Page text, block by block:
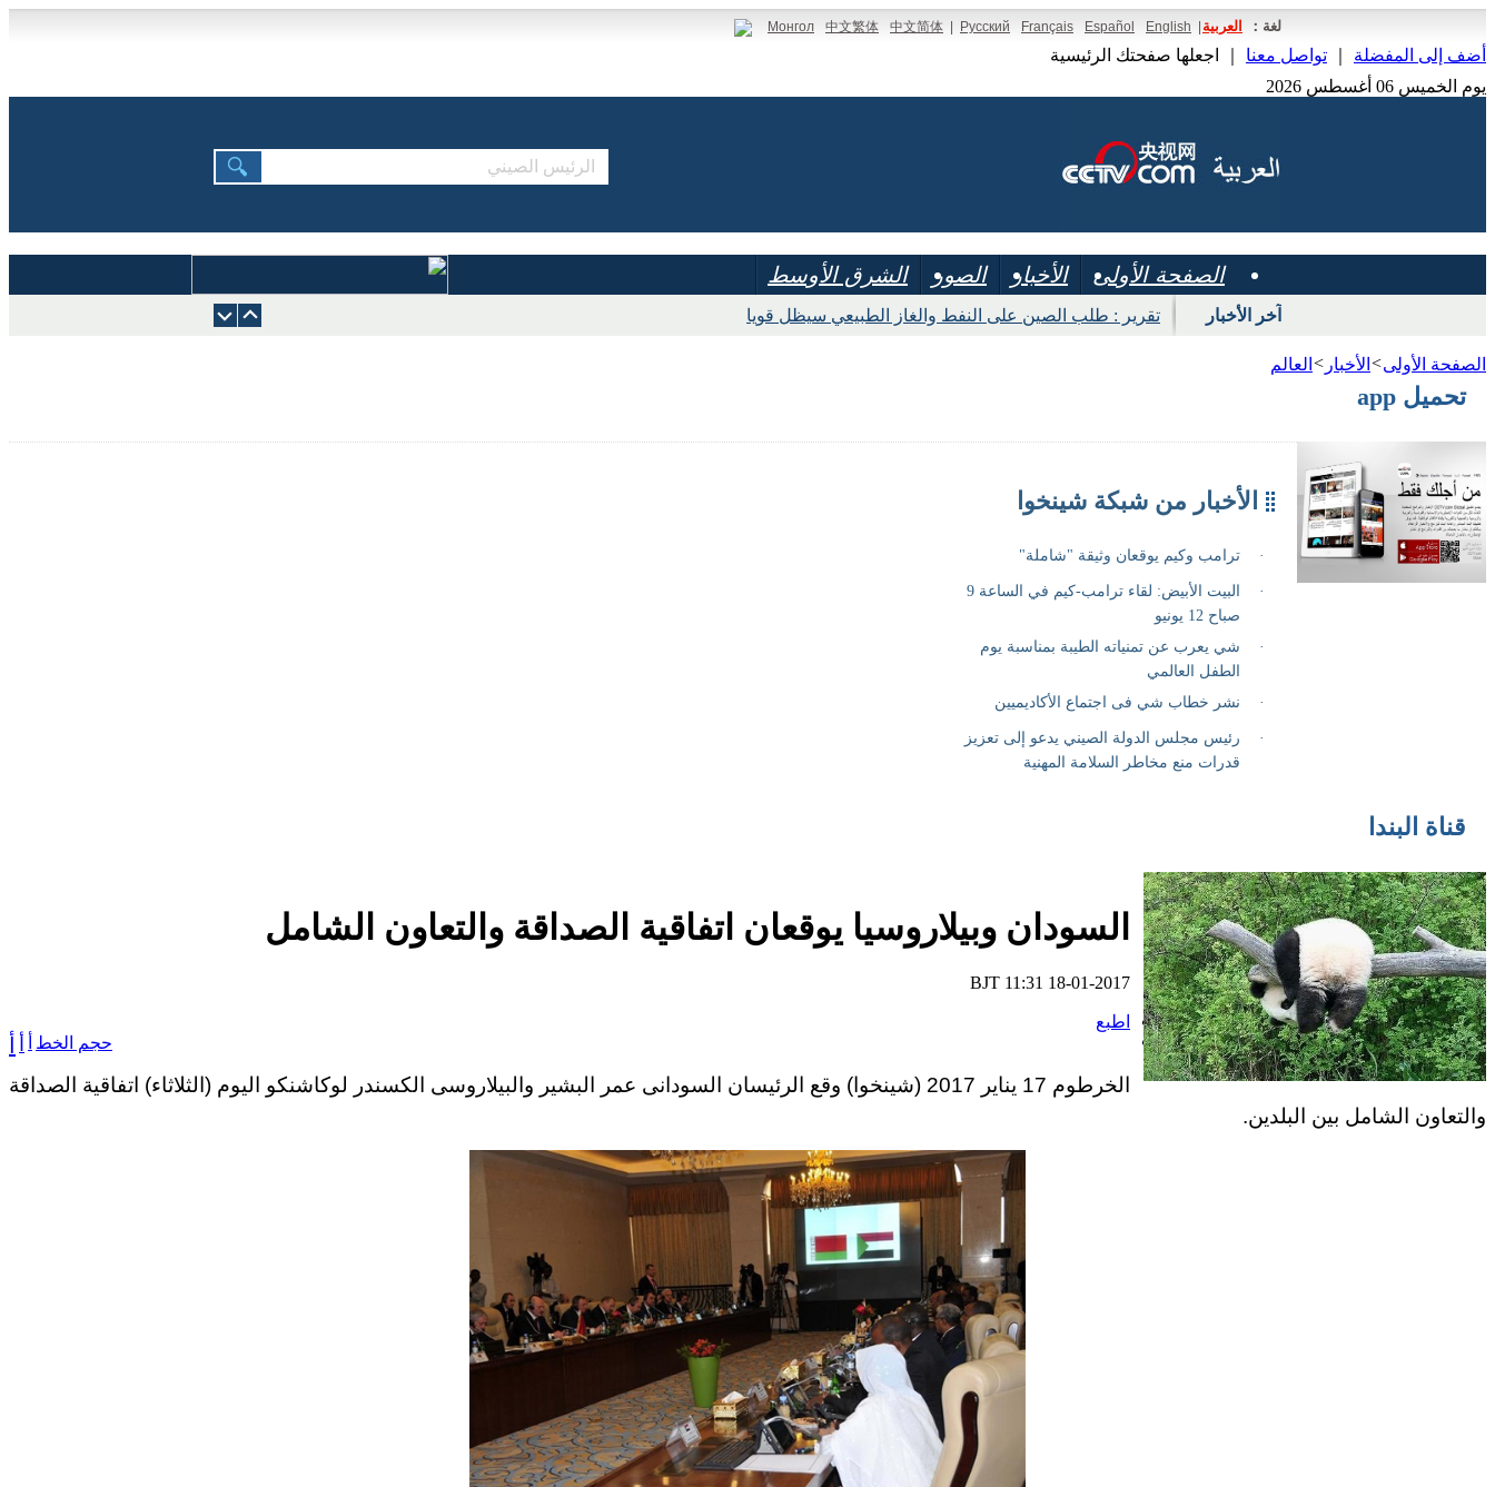
لغة： العربية English
Español
Français
Русский
中文简体
中文繁体
Монгол
أضف إلى المفضلة تواصل معنا
اجعلها صفحتك الرئيسية
يوم الخميس 06 أغسطس 2026
الصفحة الأولى الأخبار الصور الشرق الأوسط
آخر الأخبار تقرير : طلب الصين على النفط والغاز الطبيعي سيظل قويا
الصفحة الأولى> الأخبار > العالم
تحميل app
قناة البندا
السودان وبيلاروسيا يوقعان اتفاقية الصداقة والتعاون الشامل
BJT 11:31 18-01-2017
اطبع
أ حجم الخط
الخرطوم 17 يناير 2017 (شينخوا) وقع الرئيسان السودانى عمر البشير والبيلاروسى الكسندر لوكاشنكو اليوم (الثلاثاء) اتفاقية الصداقة
والتعاون الشامل بين البلدين.